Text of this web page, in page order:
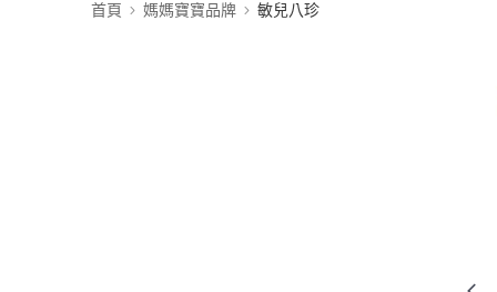
首頁 媽媽寶寶品牌 敏兒八珍